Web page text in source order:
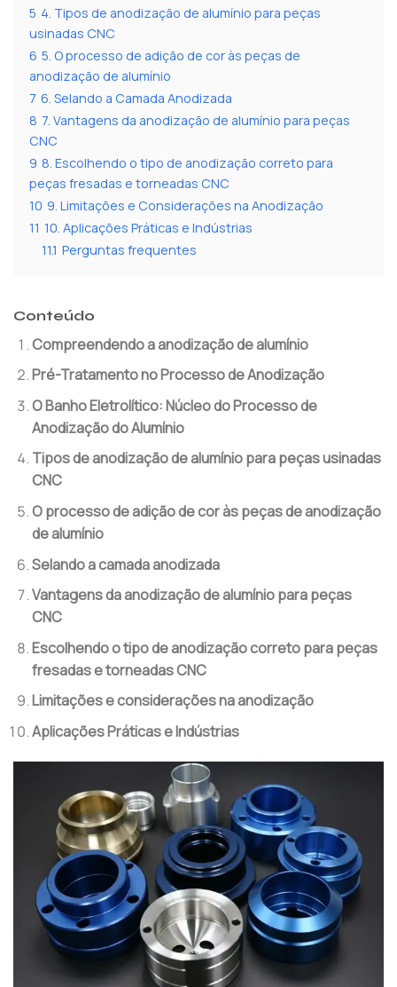
5 4. Tipos de anodização de alumínio para peças
usinadas CNC
6 5. O processo de adição de cor às peças de
anodização de alumínio
7 6. Selando a Camada Anodizada
8 7. Vantagens da anodização de alumínio para peças
CNC
9 8. Escolhendo o tipo de anodização correto para
peças fresadas e torneadas CNC
10 9. Limitações e Considerações na Anodização
11 10. Aplicações Práticas e Indústrias
11.1 Perguntas frequentes
Conteúdo
Compreendendo a anodização de alumínio
Pré-Tratamento no Processo de Anodização
O Banho Eletrolítico: Núcleo do Processo de
Anodização do Alumínio
Tipos de anodização de alumínio para peças usinadas
CNC
O processo de adição de cor às peças de anodização
de alumínio
Selando a camada anodizada
Vantagens da anodização de alumínio para peças
CNC
Escolhendo o tipo de anodização correto para peças
fresadas e torneadas CNC
Limitações e considerações na anodização
Aplicações Práticas e Indústrias